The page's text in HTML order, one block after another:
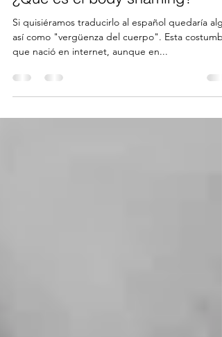
28 feb 2018
3 min de lectura
¿Qué es el body shaming?
Si quisiéramos traducirlo al español quedaría algo
que nació en internet, aunque en...